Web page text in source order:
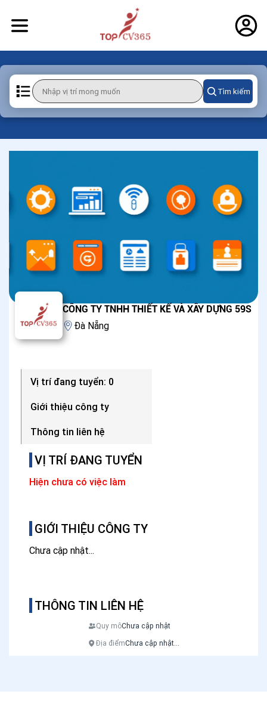
Tìm kiếm
CÔNG TY TNHH THIẾT KẾ VÀ XÂY DỰNG 59S
Đà Nẵng
VỊ TRÍ ĐANG TUYỂN
Hiện chưa có việc làm
GIỚI THIỆU CÔNG TY
Chưa cập nhật...
THÔNG TIN LIÊN HỆ
Quy môChưa cập nhật
Địa điểmChưa cập nhật...
Vị trí đang tuyển: 0
Giới thiệu công ty
Thông tin liên hệ